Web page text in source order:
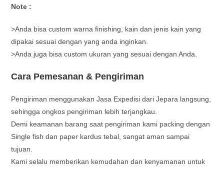
Note :
>Anda bisa custom warna finishing, kain dan jenis kain yang
dipakai sesuai dengan yang anda inginkan.
>Anda juga bisa custom ukuran yang sesuai dengan Anda.
Cara Pemesanan & Pengiriman
Pengiriman menggunakan Jasa Expedisi dari Jepara langsung,
sehingga ongkos pengiriman lebih terjangkau.
Demi keamanan barang saat pengiriman kami packing dengan
Single fish dan paper kardus tebal, sangat aman sampai
tujuan.
Kami selalu memberikan kemudahan dan kenyamanan untuk